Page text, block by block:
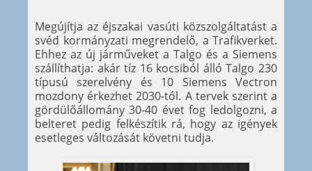
Megújítja az éjszakai vasúti közszolgáltatást a
svéd kormányzati megrendelő, a Trafikverket.
Ehhez az új járműveket a Talgo és a Siemens
szállíthatja: akár tíz 16 kocsiból álló Talgo 230
típusú szerelvény és 10 Siemens Vectron
mozdony érkezhet 2030-tól. A tervek szerint a
gördülőállomány 30-40 évet fog ledolgozni, a
belteret pedig felkészítik rá, hogy az igények
esetleges változását követni tudja.